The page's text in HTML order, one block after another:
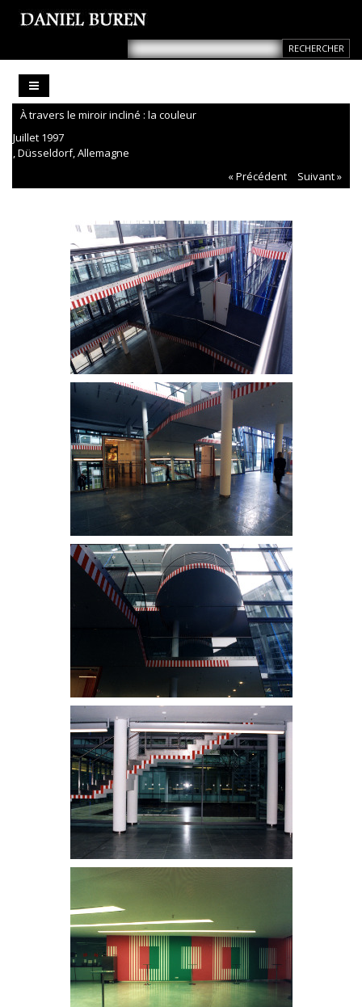
À travers le miroir incliné : la couleur
Juillet 1997
, Düsseldorf, Allemagne
« Précédent
Suivant »